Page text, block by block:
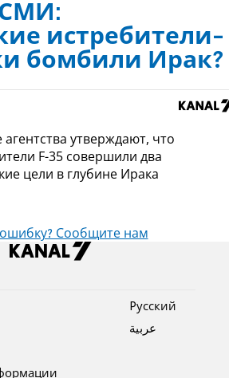
истребители-
бомбили Ирак?
утверждают, что
F-35 совершили два
цели в глубине Ирака
Сообщите нам
Pусский
عربية